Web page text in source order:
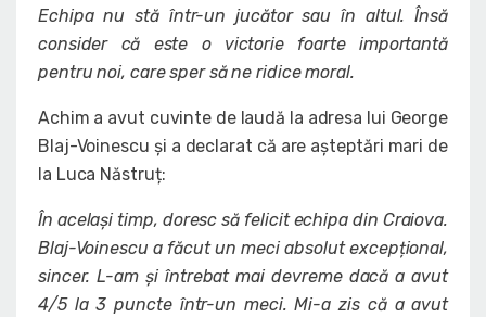
Echipa nu stă într-un jucător sau în altul. Însă
consider că este o victorie foarte importantă
pentru noi, care sper să ne ridice moral.
Achim a avut cuvinte de laudă la adresa lui George
Blaj-Voinescu și a declarat că are așteptări mari de
la Luca Năstruț:
În același timp, doresc să felicit echipa din Craiova.
Blaj-Voinescu a făcut un meci absolut excepțional,
sincer. L-am și întrebat mai devreme dacă a avut
4/5 la 3 puncte într-un meci. Mi-a zis că a avut